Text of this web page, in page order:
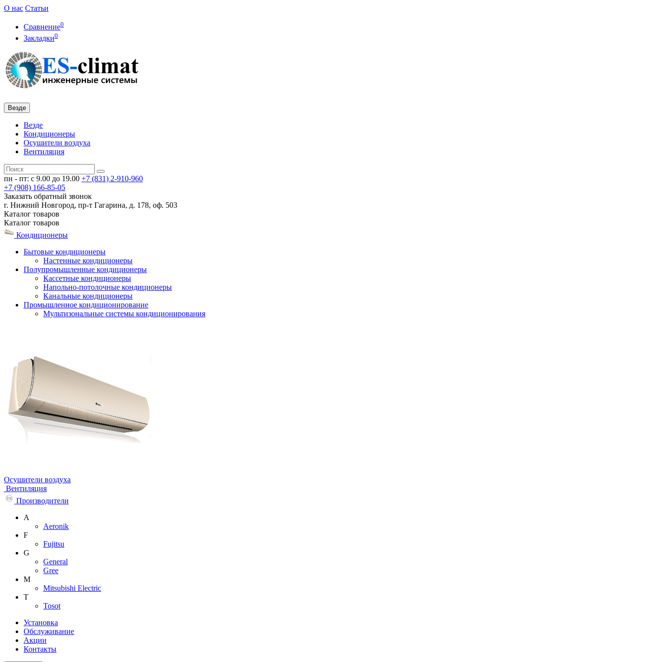
О нас Статьи
Сравнение0
Закладки0
Везде
Везде
Кондиционеры
Осушители воздуха
Вентиляция
пн - пт: с 9.00 до 19.00 +7 (831) 2-910-960
+7 (908) 166-85-05
Заказать обратный звонок
г. Нижний Новгород, пр-т Гагарина, д. 178, оф. 503
Каталог товаров
Каталог товаров
Кондиционеры
Бытовые кондиционеры
Настенные кондиционеры
Полупромышленные кондиционеры
Кассетные кондиционеры
Напольно-потолочные кондиционеры
Канальные кондиционеры
Промышленное кондиционирование
Мультизональные системы кондиционирования
Осушители воздуха
Вентиляция
Производители
A
Aeronik
F
Fujitsu
G
General
Gree
M
Mitsubishi Electric
T
Tosot
Установка
Обслуживание
Акции
Контакты